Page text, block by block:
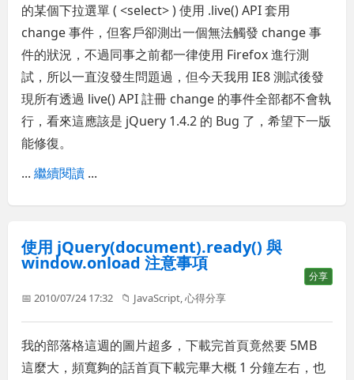
的某個下拉選單 ( <select> ) 使用 .live() API 套用
change 事件，但客戶卻測出一個無法觸發 change 事
件的狀況，不過同事之前都一律使用 Firefox 進行測
試，所以一直沒發生問題過，但今天我用 IE8 測試後發
現所有透過 live() API 註冊 change 的事件全部都不會執
行，看來這應該是 jQuery 1.4.2 的 Bug 了，希望下一版
能修復。
...繼續閱讀 ...
使用 jQuery(document).ready() 與
window.onload 注意事項
分享
📅 2010/07/24 17:32 📁 JavaScript,心得分享
我的部落格這週的圖片超多，下載完首頁竟然要 5MB
這麼大，頻寬夠的話首頁下載完畢大概 1 分鐘左右，也